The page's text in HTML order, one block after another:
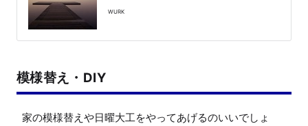
WURK
模様替え・DIY
家の模様替えや日曜大工をやってあげるのいいでしょ